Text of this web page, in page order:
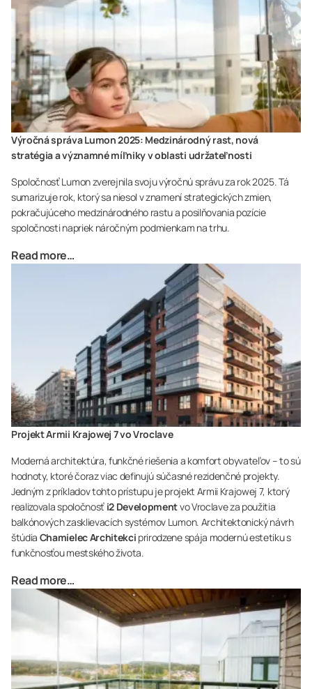
Výročná správa Lumon 2025: Medzinárodný rast, nová
stratégia a významné míľniky v oblasti udržateľnosti
Spoločnosť Lumon zverejnila svoju výročnú správu za rok 2025. Tá
sumarizuje rok, ktorý sa niesol v znamení strategických zmien,
pokračujúceho medzinárodného rastu a posilňovania pozície
spoločnosti napriek náročným podmienkam na trhu.
Read more…
Projekt Armii Krajowej 7 vo Vroclave
Moderná architektúra, funkčné riešenia a komfort obyvateľov – to sú
hodnoty, ktoré čoraz viac definujú súčasné rezidenčné projekty.
Jedným z príkladov tohto prístupu je projekt Armii Krajowej 7, ktorý
realizovala spoločnosť i2 Developmentvo Vroclave za použitia
balkónových zasklievacích systémov Lumon. Architektonický návrh
štúdia Chamielec Architekci prirodzene spája modernú estetiku s
funkčnosťou mestského života.
Read more…